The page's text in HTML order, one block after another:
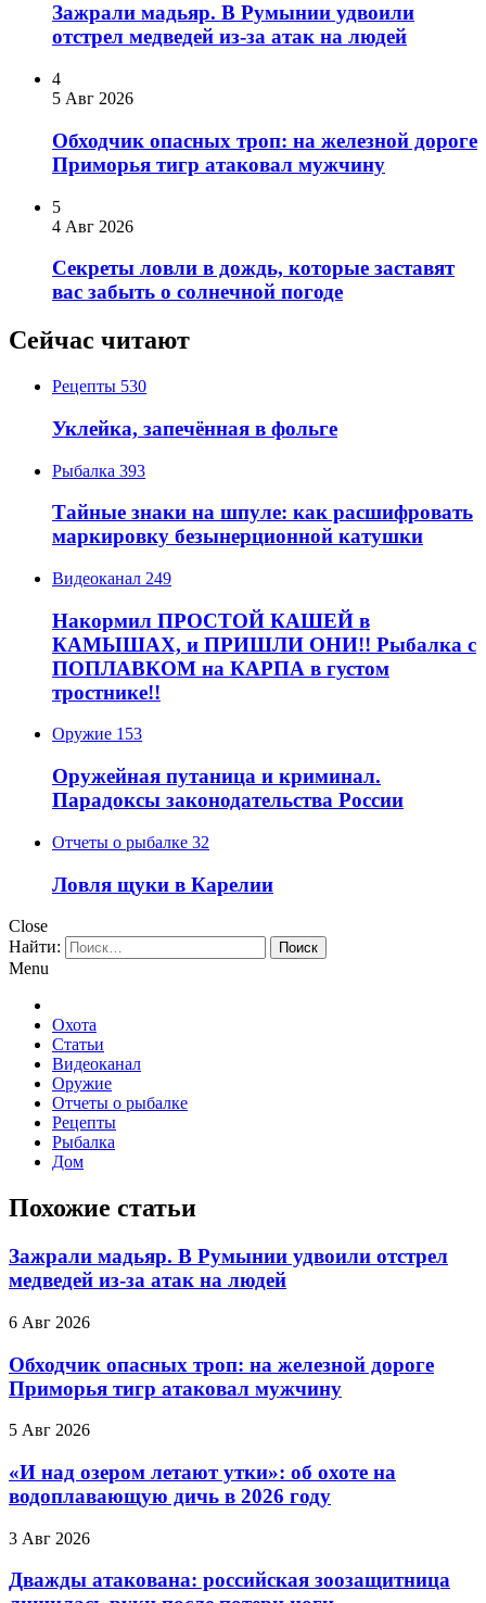
Зажрали мадьяр. В Румынии удвоили
отстрел медведей из-за атак на людей
4
5 Авг 2026
Обходчик опасных троп: на железной дороге
Приморья тигр атаковал мужчину
5
4 Авг 2026
Секреты ловли в дождь, которые заставят
вас забыть о солнечной погоде
Сейчас читают
Рецепты 530
Уклейка, запечённая в фольге
Рыбалка 393
Тайные знаки на шпуле: как расшифровать
маркировку безынерционной катушки
Видеоканал 249
Накормил ПРОСТОЙ КАШЕЙ в
КАМЫШАХ, и ПРИШЛИ ОНИ!! Рыбалка с
ПОПЛАВКОМ на КАРПА в густом
тростнике!!
Оружие 153
Оружейная путаница и криминал.
Парадоксы законодательства России
Отчеты о рыбалке 32
Ловля щуки в Карелии
Close
Найти:
Menu
Охота
Статьи
Видеоканал
Оружие
Отчеты о рыбалке
Рецепты
Рыбалка
Дом
Похожие статьи
Зажрали мадьяр. В Румынии удвоили отстрел
медведей из-за атак на людей
6 Авг 2026
Обходчик опасных троп: на железной дороге
Приморья тигр атаковал мужчину
5 Авг 2026
«И над озером летают утки»: об охоте на
водоплавающую дичь в 2026 году
3 Авг 2026
Дважды атакована: российская зоозащитница